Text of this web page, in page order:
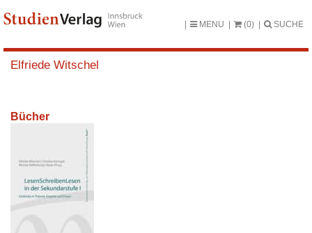
MENU (0) SUCHE
Elfriede Witschel
Bücher